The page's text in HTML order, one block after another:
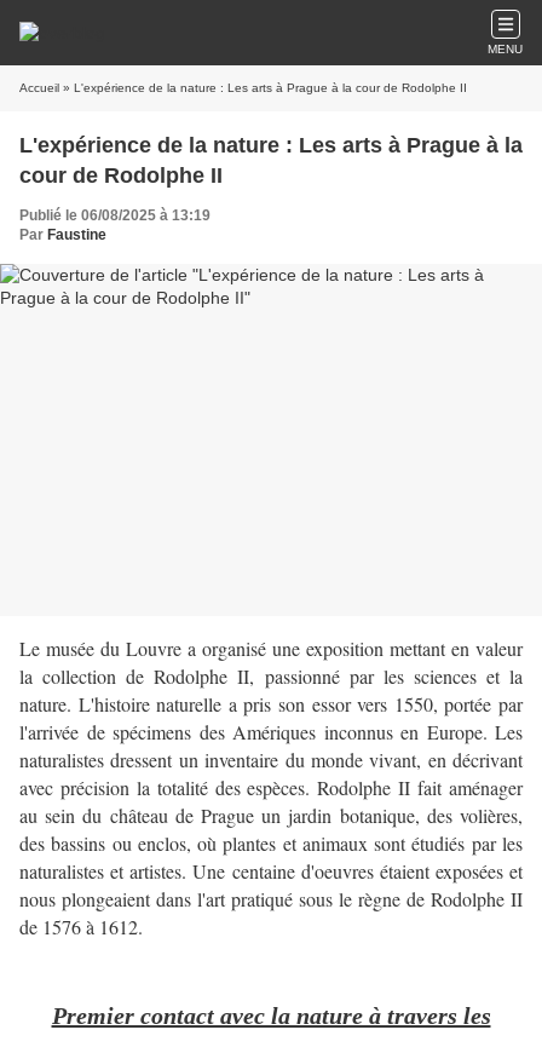
MENU
Accueil » L'expérience de la nature : Les arts à Prague à la cour de Rodolphe II
L'expérience de la nature : Les arts à Prague à la
cour de Rodolphe II
Publié le 06/08/2025 à 13:19
Par Faustine
Le musée du Louvre a organisé une exposition mettant en valeur
la collection de Rodolphe II, passionné par les sciences et la
nature. L'histoire naturelle a pris son essor vers 1550, portée par
l'arrivée de spécimens des Amériques inconnus en Europe. Les
naturalistes dressent un inventaire du monde vivant, en décrivant
avec précision la totalité des espèces. Rodolphe II fait aménager
au sein du château de Prague un jardin botanique, des volières,
des bassins ou enclos, où plantes et animaux sont étudiés par les
naturalistes et artistes. Une centaine d'oeuvres étaient exposées et
nous plongeaient dans l'art pratiqué sous le règne de Rodolphe II
de 1576 à 1612.
Premier contact avec la nature à travers les